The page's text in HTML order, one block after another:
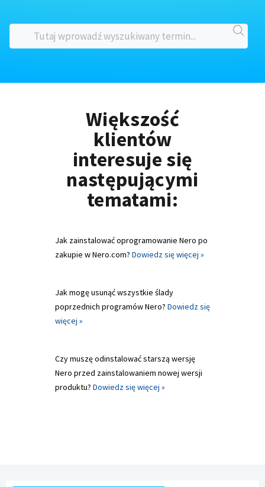
Większość
klientów
interesuje się
następującymi
tematami:
Jak zainstalować oprogramowanie Nero po
zakupie w Nero.com? Dowiedz się więcej »
Jak mogę usunąć wszystkie ślady
poprzednich programów Nero? Dowiedz się
więcej »
Czy muszę odinstalować starszą wersję
Nero przed zainstalowaniem nowej wersji
produktu? Dowiedz się więcej »